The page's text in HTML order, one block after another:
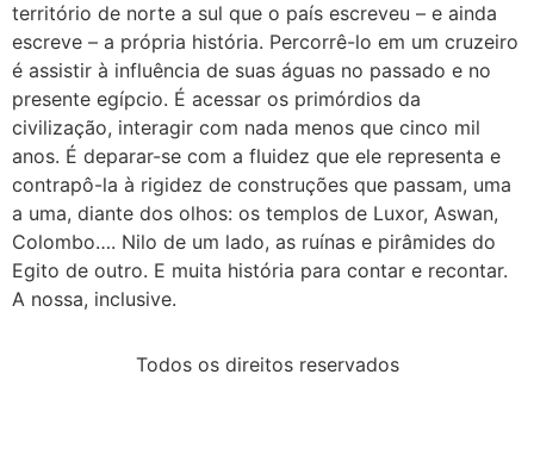
território de norte a sul que o país escreveu – e ainda
escreve – a própria história. Percorrê-lo em um cruzeiro
é assistir à influência de suas águas no passado e no
presente egípcio. É acessar os primórdios da
civilização, interagir com nada menos que cinco mil
anos. É deparar-se com a fluidez que ele representa e
contrapô-la à rigidez de construções que passam, uma
a uma, diante dos olhos: os templos de Luxor, Aswan,
Colombo…. Nilo de um lado, as ruínas e pirâmides do
Egito de outro. E muita história para contar e recontar.
A nossa, inclusive.
Todos os direitos reservados